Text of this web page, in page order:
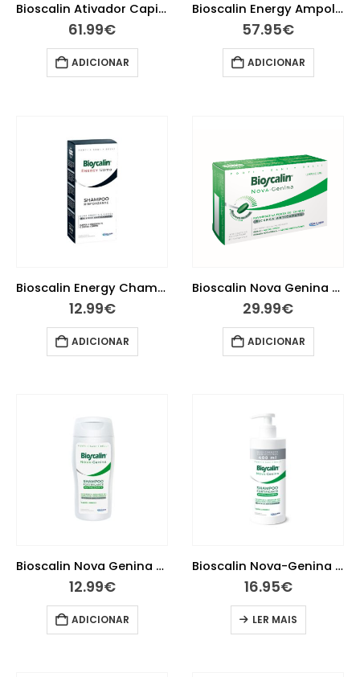
Bioscalin Ativador Capilar 10Ml
61.99€
ADICIONAR
Bioscalin Energy Ampolas Homem Anti Queda 3,5ml 10 ampolas
57.95€
ADICIONAR
Bioscalin Energy Champô Fortificante 200 ml
12.99€
ADICIONAR
Bioscalin Nova Genina 30 Comprimidos
29.99€
ADICIONAR
Bioscalin Nova Genina Champo Fortificante Revitalizante 200 ml
12.99€
ADICIONAR
Bioscalin Nova-Genina Champô Fortificante Revitalizante 400Ml
16.95€
LER MAIS